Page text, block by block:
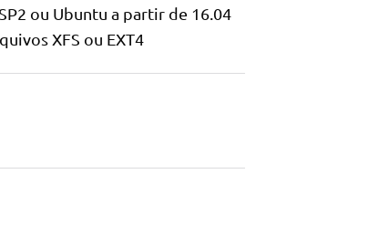
ou Ubuntu a partir de 16.04
XFS ou EXT4